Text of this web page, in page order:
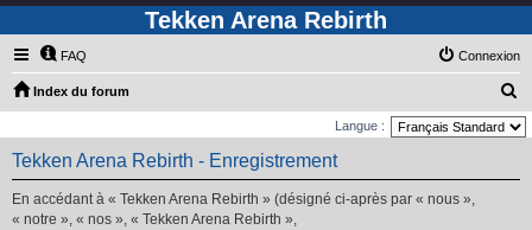
Tekken Arena Rebirth
FAQ Connexion
Index du forum
e
Langue :
Tekken Arena Rebirth - Enregistrement
En accédant à « Tekken Arena Rebirth » (désigné ci-après par « nous »,
« notre », « nos », « Tekken Arena Rebirth »,